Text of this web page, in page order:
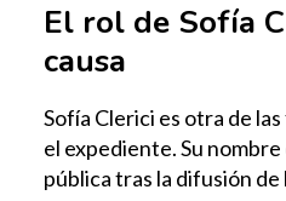
El rol de Sofía
causa
Sofía Clerici es otra de
el expediente. Su
pública tras la difusión de